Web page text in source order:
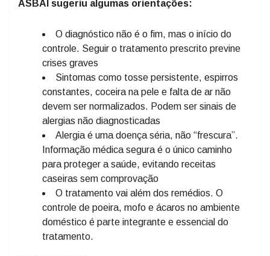
ASBAI sugeriu algumas orientações:
O diagnóstico não é o fim, mas o início do
controle. Seguir o tratamento prescrito previne
crises graves
Sintomas como tosse persistente, espirros
constantes, coceira na pele e falta de ar não
devem ser normalizados. Podem ser sinais de
alergias não diagnosticadas
Alergia é uma doença séria, não “frescura”.
Informação médica segura é o único caminho
para proteger a saúde, evitando receitas
caseiras sem comprovação
O tratamento vai além dos remédios. O
controle de poeira, mofo e ácaros no ambiente
doméstico é parte integrante e essencial do
tratamento.